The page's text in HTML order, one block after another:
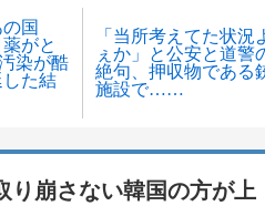
国
がと
染が酷
た結
「当所考えてた状
ぇか」と公安と道警
絶句、押収物である
施設で……
り崩さない韓国の方が上